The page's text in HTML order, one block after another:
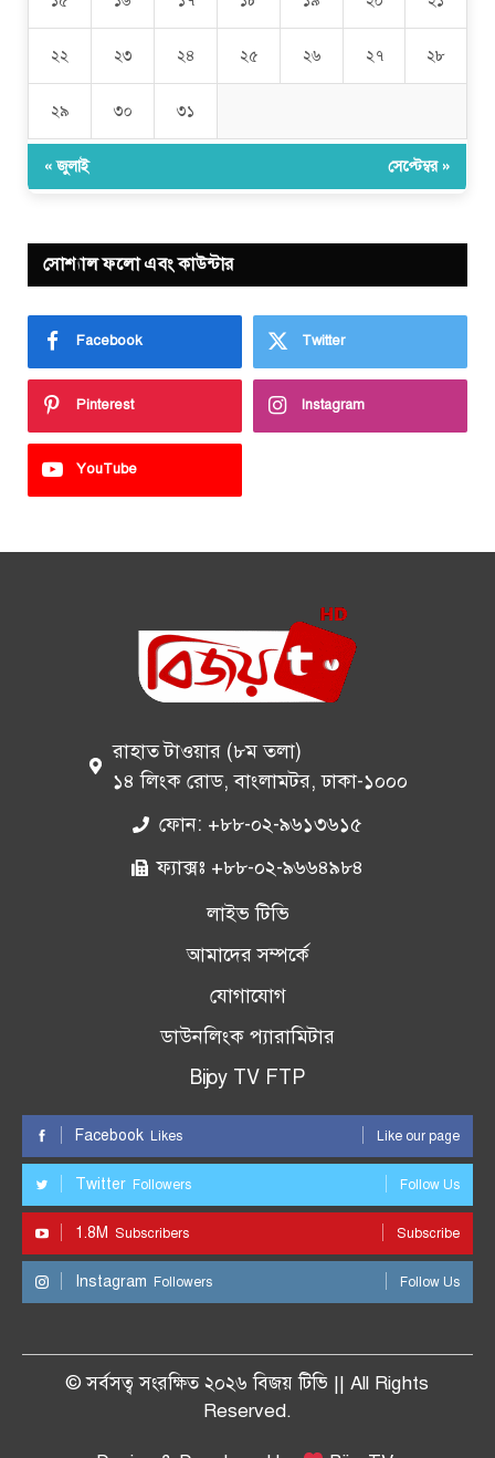
২২ ২৩ ২৪ ২৫ ২৬ ২৭ ২৮
২৯ ৩০ ৩১
« জুলাই সেপ্টেম্বর »
সোশ্যাল ফলো এবং কাউন্টার
Facebook Twitter
Pinterest Instagram
YouTube
রাহাত টাওয়ার (৮ম তলা)
১৪ লিংক রোড, বাংলামটর, ঢাকা-১০০০
ফোন: +৮৮-০২-৯৬১৩৬১৫
ফ্যাক্সঃ +৮৮-০২-৯৬৬৪৯৮৪
লাইভ টিভি
আমাদের সম্পর্কে
যোগাযোগ
ডাউনলিংক প্যারামিটার
Bijoy TV FTP
Facebook Likes Like our page
Twitter Followers Follow Us
1.8M Subscribers Subscribe
Instagram Followers Follow Us
© সর্বসত্ব সংরক্ষিত ২০২৬ বিজয় টিভি || All Rights
Reserved.